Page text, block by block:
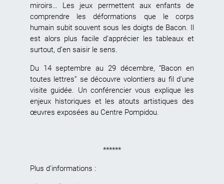
miroirs… Les jeux permettent aux enfants de
comprendre les déformations que le corps
humain subit souvent sous les doigts de Bacon. Il
est alors plus facile d’apprécier les tableaux et
surtout, d’en saisir le sens.
Du 14 septembre au 29 décembre, “Bacon en
toutes lettres” se découvre volontiers au fil d’une
visite guidée. Un conférencier vous explique les
enjeux historiques et les atouts artistiques des
œuvres exposées au Centre Pompidou.
******
Plus d'informations :